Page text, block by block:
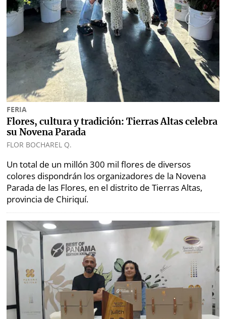
FERIA
Flores, cultura y tradición: Tierras Altas celebra
su Novena Parada
FLOR BOCHAREL Q.
Un total de un millón 300 mil flores de diversos
colores dispondrán los organizadores de la Novena
Parada de las Flores, en el distrito de Tierras Altas,
provincia de Chiriquí.